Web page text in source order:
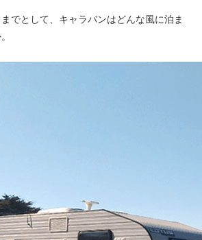
でとして、キャラバンはどんな風に泊ま